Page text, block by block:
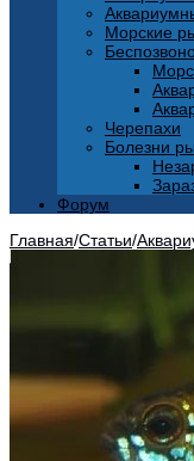
Морские
Черепахи
Болезни
Форум
Главная/Статьи/